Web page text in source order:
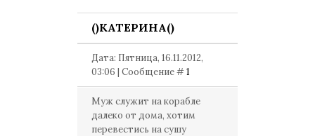
()КАТЕРИНА()
Дата: Пятница, 16.11.2012,
03:06 | Сообщение #1
Муж служит на корабле
далеко от дома, хотим
перевестись на сушу